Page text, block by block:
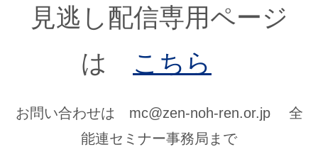
見逃し配信専用ページ
は こちら
お問い合わせは mc@zen-noh-ren.or.jp 全
能連セミナー事務局まで